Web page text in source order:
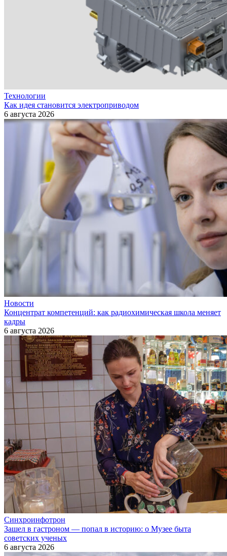
Технологии
Как идея становится электроприводом
6 августа 2026
Новости
Концентрат компетенций: как радиохимическая школа меняет
кадры
6 августа 2026
Синхроинфотрон
Зашел в гастроном — попал в историю: о Музее быта
советских ученых
6 августа 2026